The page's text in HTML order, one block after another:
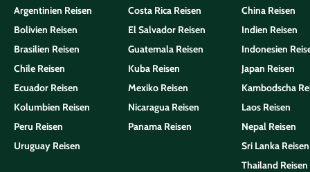
Argentinien Reisen
Bolivien Reisen
Brasilien Reisen
Chile Reisen
Ecuador Reisen
Kolumbien Reisen
Peru Reisen
Uruguay Reisen
Costa Rica Reisen
El Salvador Reisen
Guatemala Reisen
Kuba Reisen
Mexiko Reisen
Nicaragua Reisen
Panama Reisen
China Reisen
Indien Reisen
Indonesien
Japan Reisen
Kambodscha
Laos Reisen
Nepal Reisen
Sri Lanka Reisen
Thailand Reisen